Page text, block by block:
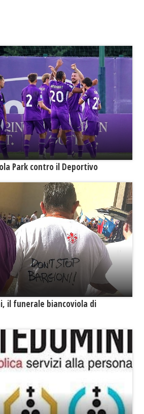
Park contro il Deportivo
il funerale biancoviola di